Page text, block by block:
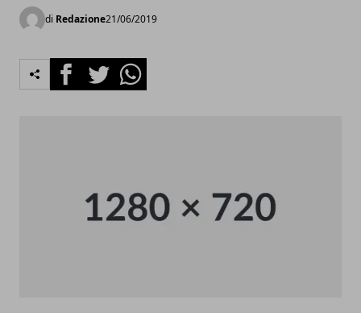
di Redazione21/06/2019
FacebookTwitterWhatsapp